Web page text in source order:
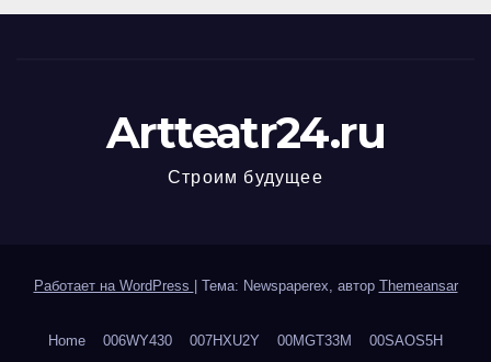
Artteatr24.ru
Строим будущее
Работает на WordPress Тема: Newspaperex, автор Themeansar
Home 006WY430 007HXU2Y 00MGT33M 00SAOS5H